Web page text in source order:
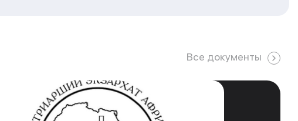
Все документы